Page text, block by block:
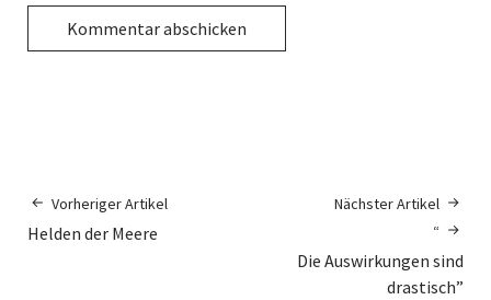
Vorheriger Artikel
Helden der Meere
Nächster Artikel
“
Die Auswirkungen sind
drastisch”